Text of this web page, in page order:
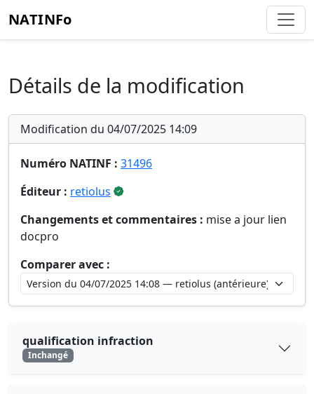
NATINFo
Détails de la modification
Modification du 04/07/2025 14:09
Numéro NATINF : 31496
Éditeur : retiolus
Changements et commentaires : mise a jour lien
docpro
Comparer avec :
qualification infraction
Inchangé